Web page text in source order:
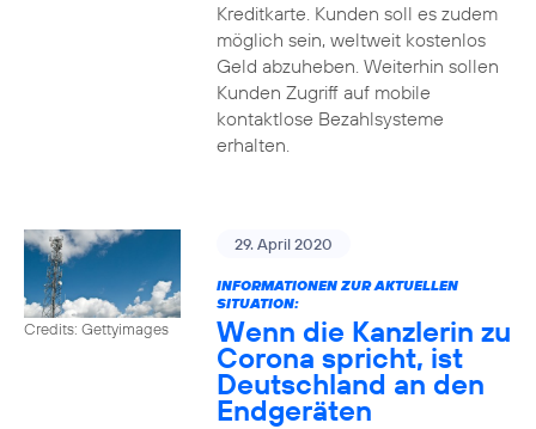
Kreditkarte. Kunden soll es zudem
möglich sein, weltweit kostenlos
Geld abzuheben. Weiterhin sollen
Kunden Zugriff auf mobile
kontaktlose Bezahlsysteme
erhalten.
Credits: Gettyimages
29. April 2020
INFORMATIONEN ZUR AKTUELLEN
SITUATION:
Wenn die Kanzlerin zu
Corona spricht, ist
Deutschland an den
Endgeräten